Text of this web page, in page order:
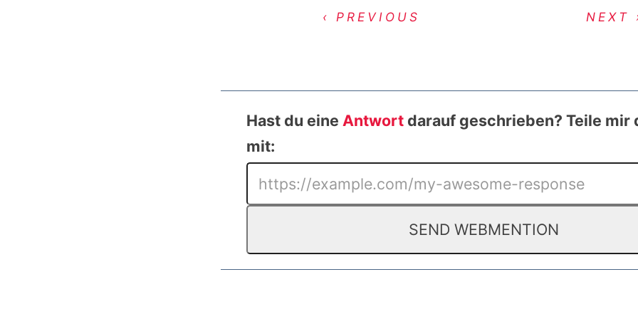
‹ PREVIOUS NEXT
Hast du eine Antwort darauf geschrieben? Teile mir
mit: